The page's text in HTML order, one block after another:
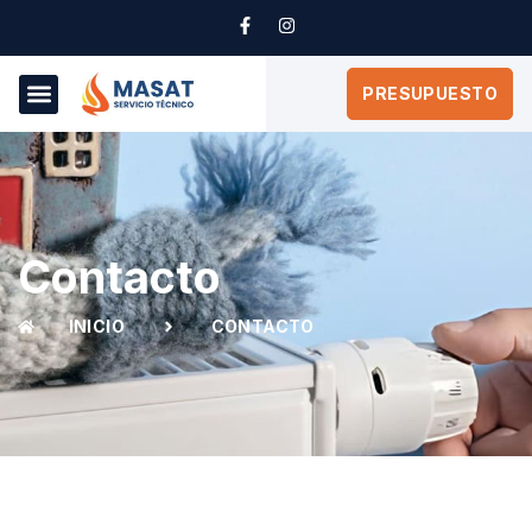
PRESUPUESTO
Contacto
INICIO CONTACTO